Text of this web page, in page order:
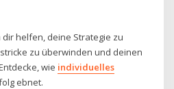
helfen, deine Strategie zu
zu überwinden und deinen
wie individuelles
ebnet.